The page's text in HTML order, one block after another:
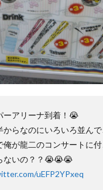
ーアリーナ到着！😭
からなのにいろいろ並ん
俺が龍二のコンサートに
ないの？？😭😭😭
uEFP2YPxeq